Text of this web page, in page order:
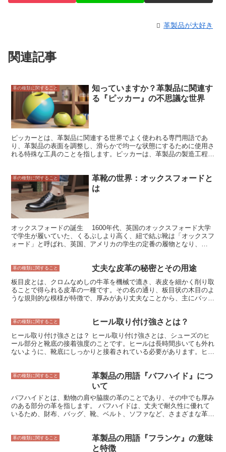
革製品が大好き
関連記事
革の種類に関すること
知っていますか？革製品に関連す
る『ピッカー』の不思議な世界
ピッカーとは、革製品に関連する世界でよく使われる専門用語であ
り、革製品の表面を調整し、滑らかで均一な状態にするために使用さ
れる特殊な工具のことを指します。ピッカーは、革製品の製造工程に
え、傷やシワなどの不具合を取り除くことができます。また、ピッカ
ーを使用することで、革製品の表面に艶や光沢を与えることができ、
高級感や美しさのある革製品に仕上げることができます。
革の種類に関すること
革靴の世界：オックスフォードと
は
オックスフォードの誕生 1600年代、英国のオックスフォード大学
で学生が履いていた、くるぶしより高く、紐で結ぶ靴は「オックスフ
ォード」と呼ばれ、英国、アメリカの学生の定番の履物となり、
革の種類に関すること 丈夫な皮革の秘密とその用途
板目皮とは、クロムなめしの牛革を機械で漉き、表皮を細かく削り取
ることで得られる皮革の一種です。その名の通り、板目状の木目のよ
うな規則的な模様が特徴で、厚みがあり丈夫なことから、主にバッ
らかな質感を得ることができます。また、クロムなめしをしているた
丈夫さと耐久性から、長年愛用できる製品作りに適しています。バッ
グや財布などの小物類は、毎日持ち歩くものなので、丈夫で長持ちす
る素材が求められます。板目皮は、その条件を満たす素材として最適
で長持ちすることが重要です。板目皮は、そのニーズに応えることが
できる素材と言えます。
革の種類に関すること ヒール取り付け強さとは？
ヒール取り付け強さとは？ ヒール取り付け強さとは、シューズのヒ
ール部分と靴底の接着強度のことです。ヒールは長時間歩いても外れ
ないように、靴底にしっかりと接着されている必要があります。ヒー
ます。例えば、スポーツシューズやハイヒールは、長時間歩いたり走
ったりしても外れないように、強固なヒール取り付けが必要となりま
す。一方、サンダルやスリッパは、気軽に履くことができるように、
比較的弱めのヒール取り付けで十分です。 ヒールの取り付け強さ
は、製造工程や使用されている接着剤によって異なります。一般的
に、機械で取り付けられたヒールよりも、手作業で取り付けられたヒ
は、弱めの接着剤を使用しているヒールよりも強固です。
革の種類に関すること
革製品の用語『バフハイド』につ
いて
バフハイドとは、動物の肩や脇腹の革のことであり、その中でも厚み
のある部分の革を指します。 バフハイドは、丈夫で耐久性に優れて
いるため、財布、バッグ、靴、ベルト、ソファなど、さまざまな革製
製品にもよく使用されています。 バフハイドの厚みは、製品によっ
て異なりますが、一般的には1.0mm～2.0mm程度です。 厚みのある
革の種類に関すること
革製品の用語『フランケ』の意味
と特徴